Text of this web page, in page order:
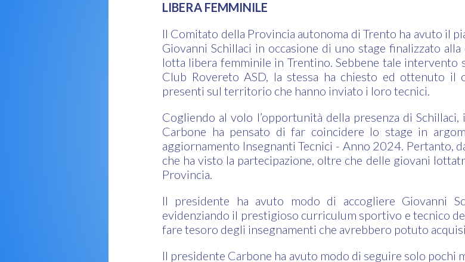
LIBERA FEMMINILE
Il Comitato della Provincia autonoma di Trento ha avuto il
Giovanni Schillaci in occasione di uno stage finalizzato
lotta libera femminile in Trentino. Sebbene tale intervento
Club Rovereto ASD, la stessa ha chiesto ed ottenuto il
presenti sul territorio che hanno inviato i loro tecnici.
Cogliendo al volo l’opportunità della presenza di
Carbone ha pensato di far coincidere lo stage in
aggiornamento Insegnanti Tecnici - Anno 2024. Pertanto,
che ha visto la partecipazione, oltre che delle giovani
Provincia.
Il presidente ha avuto modo di accogliere Giovanni
evidenziando il prestigioso curriculum sportivo e tecnico
fare tesoro degli insegnamenti che avrebbero potuto
Il presidente Carbone ha avuto modo di seguire solo pochi